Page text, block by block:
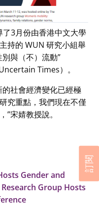
3月份由香港中文大學
持的 WUN 研究小組舉
與（不）流動”
Times）。
社會經濟變化已經極
究重點，我們現在不僅
”宋婧教授說。
Gender and
Group Hosts
訂閱